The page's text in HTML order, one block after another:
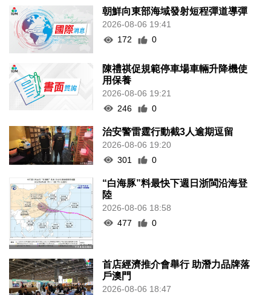
朝鮮向東部海域發射短程彈道導彈
2026-08-06 19:41
172
0
陳禮祺促規範停車場車輛升降機使
用保養
2026-08-06 19:21
246
0
治安警雷霆行動截3人逾期逗留
2026-08-06 19:20
301
0
“白海豚”料最快下週日浙閩沿海登
陸
2026-08-06 18:58
477
0
首店經濟推介會舉行 助潛力品牌落
戶澳門
2026-08-06 18:47